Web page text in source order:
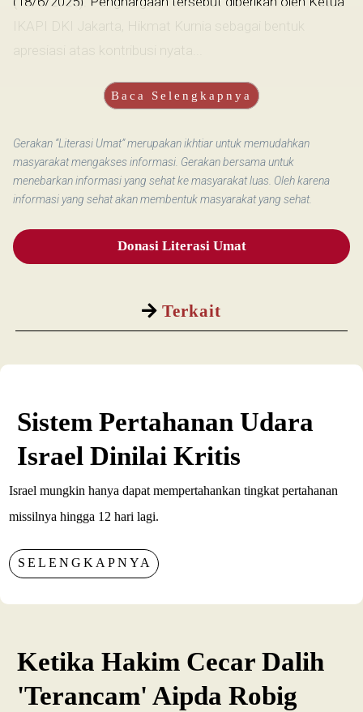
Terkait
IKAPI DKI Jakarta, Hikmat Kurnia sebagai bentuk
apresiasi atas kontribusi nyata...
Baca Selengkapnya
Gerakan “Literasi Umat” merupakan ikhtiar untuk memudahkan
masyarakat mengakses informasi. Gerakan bersama untuk
menebarkan informasi yang sehat ke masyarakat luas. Oleh karena
informasi yang sehat akan membentuk masyarakat yang sehat.
Donasi Literasi Umat
Sistem Pertahanan Udara
Israel Dinilai Kritis
Israel mungkin hanya dapat mempertahankan tingkat pertahanan
missilnya hingga 12 hari lagi.
SELENGKAPNYA
Ketika Hakim Cecar Dalih
'Terancam' Aipda Robig